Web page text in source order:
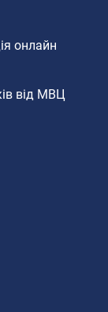
онлайн
від МВЦ